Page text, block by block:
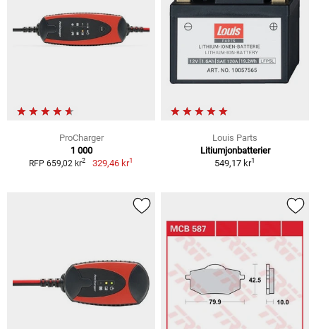
ProCharger
1 000
RFP 659,02 kr2 329,46 kr1
Louis Parts
Litiumjonbatterier
549,17 kr1